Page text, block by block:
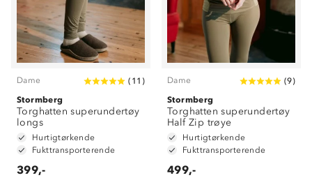
Dame ( 11 )
Stormberg
Torghatten superundertøy
longs
Hurtigtørkende
Fukttransporterende
399,-
Dame (9)
Stormberg
Torghatten superundertøy
Half Zip trøye
Hurtigtørkende
Fukttransporterende
499,-